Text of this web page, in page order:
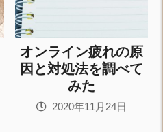
オンライン疲れの原
因と対処法を調べて
みた
2020年11月24日